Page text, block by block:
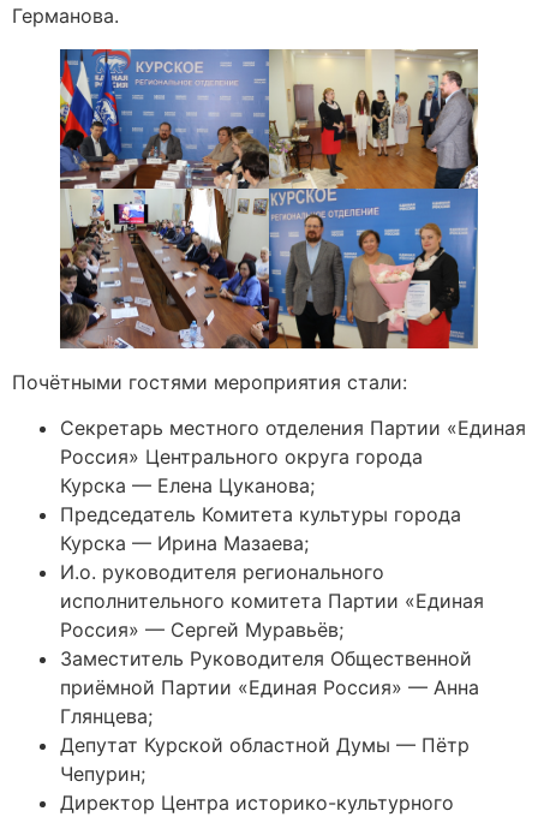
Германова.
Почётными гостями мероприятия стали:
Секретарь местного отделения Партии «Единая
Россия» Центрального округа города
Курска — Елена Цуканова;
Председатель Комитета культуры города
Курска — Ирина Мазаева;
И.о. руководителя регионального
исполнительного комитета Партии «Единая
Россия» — Сергей Муравьёв;
Заместитель Руководителя Общественной
приёмной Партии «Единая Россия» — Анна
Глянцева;
Депутат Курской областной Думы — Пётр
Чепурин;
Директор Центра историко-культурного